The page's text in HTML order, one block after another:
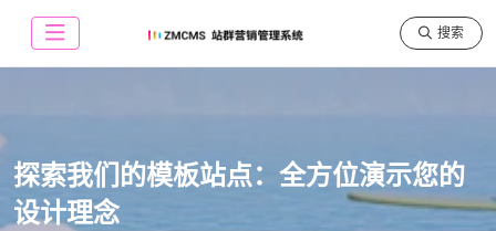
搜索
探索我们的模板站点：全方位演示您的
设计理念